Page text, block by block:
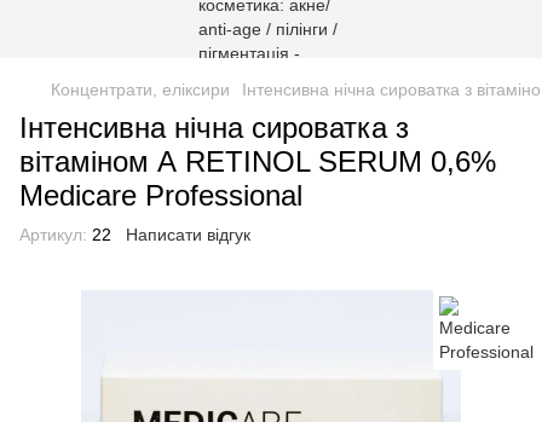
Концентрати, еліксири Інтенсивна нічна сироватка з
Інтенсивна нічна сироватка з
вітаміном А RETINOL SERUM 0,6%
Medicare Professional
Артикул: 22 Написати відгук